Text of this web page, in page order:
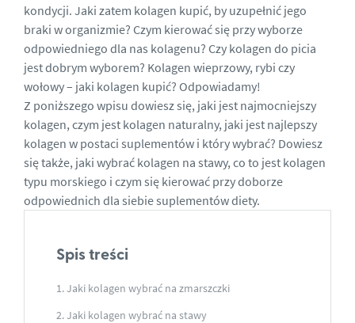
kondycji. Jaki zatem kolagen kupić, by uzupełnić jego
braki w organizmie? Czym kierować się przy wyborze
odpowiedniego dla nas kolagenu? Czy kolagen do picia
jest dobrym wyborem? Kolagen wieprzowy, rybi czy
wołowy – jaki kolagen kupić? Odpowiadamy!
Z poniższego wpisu dowiesz się, jaki jest najmocniejszy
kolagen, czym jest kolagen naturalny, jaki jest najlepszy
kolagen w postaci suplementów i który wybrać? Dowiesz
się także, jaki wybrać kolagen na stawy, co to jest kolagen
typu morskiego i czym się kierować przy doborze
odpowiednich dla siebie suplementów diety.
Spis treści
Jaki kolagen wybrać na zmarszczki
Jaki kolagen wybrać na stawy